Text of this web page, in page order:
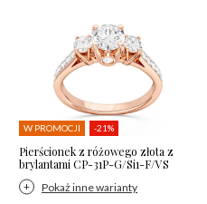
W PROMOCJI -21%
Pierścionek z różowego złota z
brylantami CP-31P-G/Si1-F/VS
Pokaż inne warianty